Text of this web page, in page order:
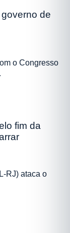
de
o Congresso
fim da
RJ) ataca o